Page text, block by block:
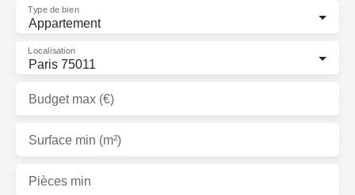
Appartement
Type de bien
Paris 75011
Localisation
Budget max (€)
Surface min (m²)
Pièces min